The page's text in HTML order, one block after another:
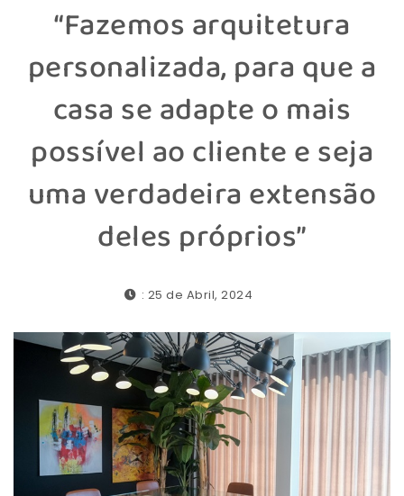
“Fazemos arquitetura
personalizada, para que a
casa se adapte o mais
possível ao cliente e seja
uma verdadeira extensão
deles próprios”
: 25 de Abril, 2024